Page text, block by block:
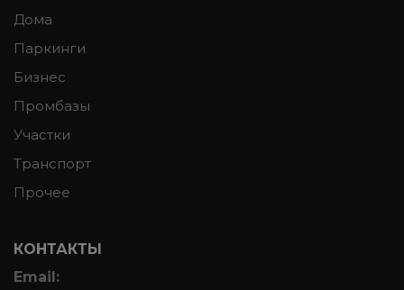
Дома
Паркинги
Бизнес
Промбазы
Участки
Транспорт
Прочее
КОНТАКТЫ
Email: